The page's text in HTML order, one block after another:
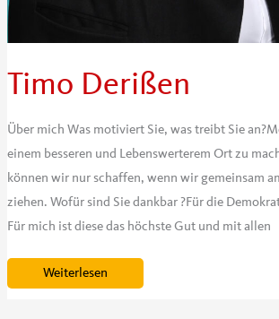
Timo Derißen
Über mich Was motiviert Sie, was treibt Sie
einem besseren und Lebenswerterem Ort zu
können wir nur schaffen, wenn wir gemeinsam
ziehen. Wofür sind Sie dankbar ?Für die
Für mich ist diese das höchste Gut und mit allen
Timo
Weiterlesen